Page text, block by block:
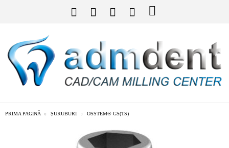
PRIMA PAGINĂ ȘURUBURI OSSTEM® GS(TS)